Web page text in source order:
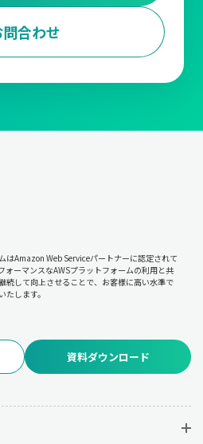
合わせ
はAmazon Web Serviceパートナーに認定されて
ォーマンスなAWSプラットフォームの利用と共
続して向上させることで、お客様に高い水準で
たします。
資料ダウンロード